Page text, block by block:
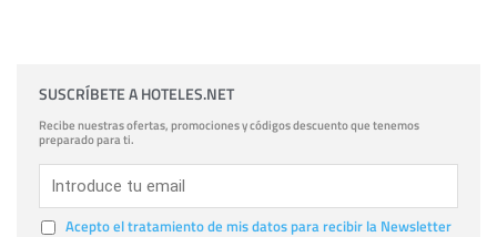
SUSCRÍBETE A HOTELES.NET
Recibe nuestras ofertas, promociones y códigos descuento que tenemos
preparado para ti.
Acepto el tratamiento de mis datos para recibir la Newsletter